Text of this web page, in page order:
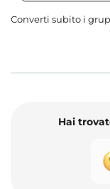
Converti subito i
Hai